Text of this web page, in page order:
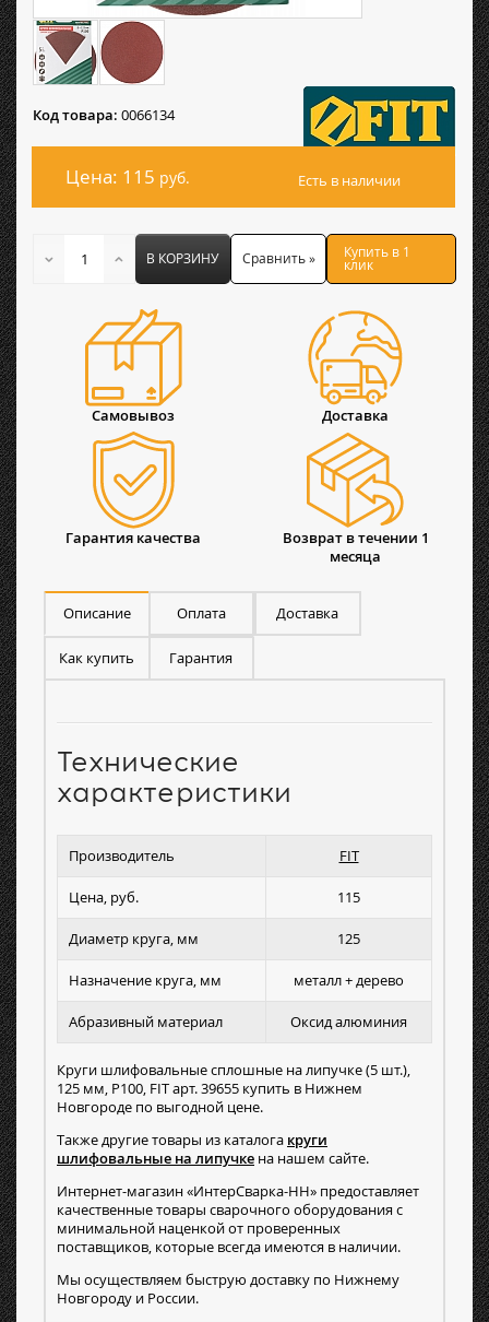
Код товара: 0066134
Цена: 115 руб. Есть в наличии
В КОРЗИНУ Сравнить » Купить в 1
клик
Самовывоз Доставка
Гарантия качества
Возврат в течении 1
месяца
Описание Оплата Доставка
Как купить Гарантия
Технические
характеристики
Производитель FIT
Цена, руб. 115
Диаметр круга, мм 125
Назначение круга, мм металл + дерево
Абразивный материал Оксид алюминия
Круги шлифовальные сплошные на липучке (5 шт.),
125 мм, P100, FIT арт. 39655 купить в Нижнем
Новгороде по выгодной цене.
Также другие товары из каталога круги
шлифовальные на липучке на нашем сайте.
Интернет-магазин «ИнтерСварка-НН» предоставляет
качественные товары сварочного оборудования с
минимальной наценкой от проверенных
поставщиков, которые всегда имеются в наличии.
Мы осуществляем быструю доставку по Нижнему
Новгороду и России.